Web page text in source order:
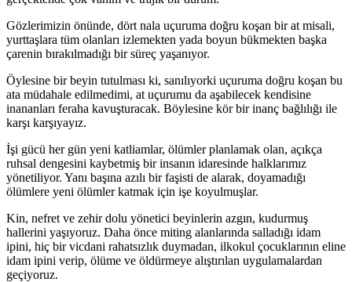
Gözlerimizin önünde, dört nala uçuruma doğru koşan bir at misali,
yurttaşlara tüm olanları izlemekten yada boyun bükmekten başka
çarenin bırakılmadığı bir süreç yaşanıyor.
Öylesine bir beyin tutulması ki, sanılıyorki uçuruma doğru koşan bu
ata müdahale edilmedimi, at uçurumu da aşabilecek kendisine
inananları feraha kavuşturacak. Böylesine kör bir inanç bağlılığı ile
karşı karşıyayız.
İşi gücü her gün yeni katliamlar, ölümler planlamak olan, açıkça
ruhsal dengesini kaybetmiş bir insanın idaresinde halklarımız
yönetiliyor. Yanı başına azılı bir faşisti de alarak, doyamadığı
ölümlere yeni ölümler katmak için işe koyulmuşlar.
Kin, nefret ve zehir dolu yönetici beyinlerin azgın, kudurmuş
hallerini yaşıyoruz. Daha önce miting alanlarında salladığı idam
ipini, hiç bir vicdani rahatsızlık duymadan, ilkokul çocuklarının eline
idam ipini verip, ölüme ve öldürmeye alıştırılan uygulamalardan
geçiyoruz.